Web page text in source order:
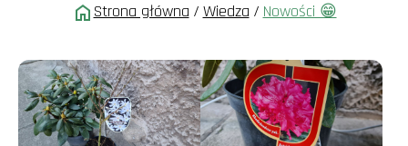
Strona główna / Wiedza / Nowości 😁